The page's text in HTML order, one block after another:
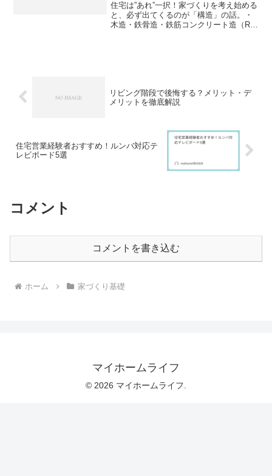
住宅は”あれ”一択！家づくりを考え始める
と、必ず出てくるのが「構造」の話。・
木造・鉄骨造・鉄筋コンクリート造（RC
リビング階段で後悔する？メリット・デ
メリットを徹底解説
住宅営業経験者おすすめ！ルンバ対応テ
レビボード5選
コメント
コメントを書き込む
ホーム 家づくり基礎
マイホームライフ
© 2026 マイホームライフ.